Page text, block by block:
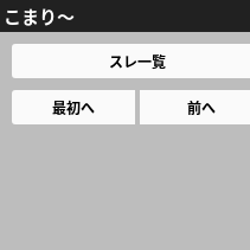
こまり～
スレ一覧
最初へ 前へ